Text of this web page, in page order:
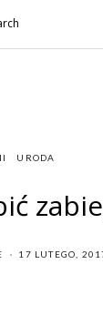
URODA
POSTED
17 LUTEGO,